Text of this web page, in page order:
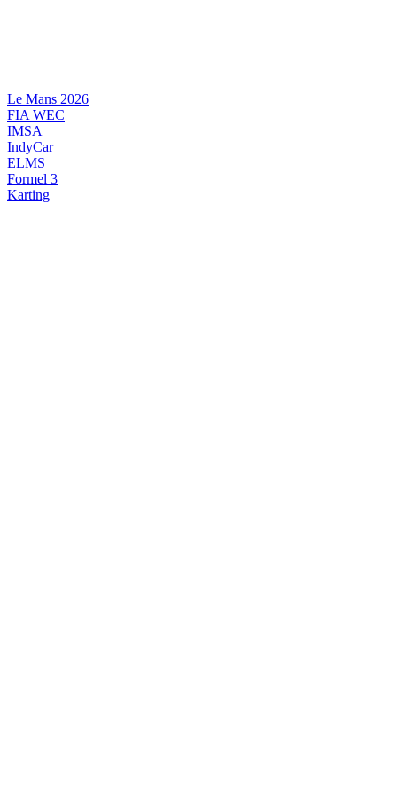
Le Mans 2026
FIA WEC
IMSA
IndyCar
ELMS
Formel 3
Karting